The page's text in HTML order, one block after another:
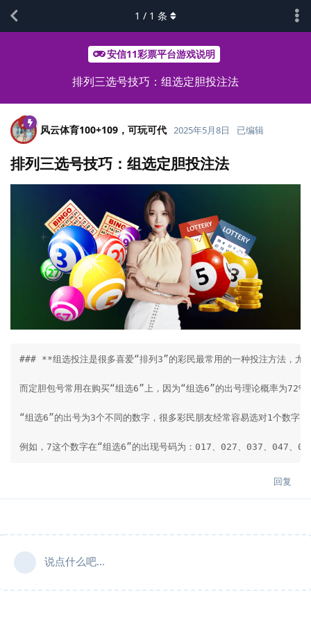
安信11彩票平台游戏说明
排列三选号技巧：组选定胆投注法
1 / 1 条
风云体育100+109，可玩可代 2025年5月8日 已编辑
排列三选号技巧：组选定胆投注法
### **组选投注是很多喜爱“排列3”的彩民最常用的一种投注方法，尤
而定胆包号常用在购买“组选6”上，因为“组选6”的出号理论概率为
“组选6”的出号为3个不同的数字，很多彩民朋友经常容易选对1个数字
例如，7这个数字在“组选6”的出现号码为：017、027、037、047、
回复
说点什么吧...